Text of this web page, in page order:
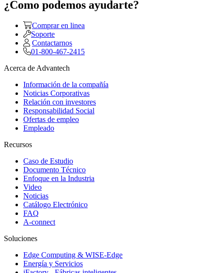
¿Como podemos ayudarte?
Comprar en linea
Soporte
Contactarnos
01-800-467-2415
Acerca de Advantech
Información de la compañía
Noticias Corporativas
Relación con investores
Responsabilidad Social
Ofertas de empleo
Empleado
Recursos
Caso de Estudio
Documento Técnico
Enfoque en la Industria
Video
Noticias
Catálogo Electrónico
FAQ
A-connect
Soluciones
Edge Computing & WISE-Edge
Energía y Servicios